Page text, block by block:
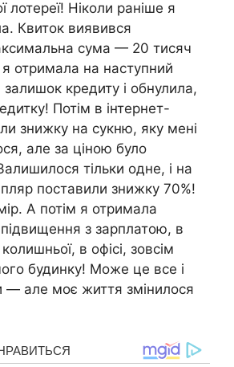
лотереї! Ніколи раніше я
Квиток виявився
сума — 20 тисяч
отримала на наступний
кредиту і обнулила,
Потім в інтернет-
знижку на сукню, яку мені
але за ціною було
тільки одне, і на
поставили знижку 70%!
А потім я отримала
з зарплатою, в
в офісі, зовсім
будинку! Може це все і
— але моє життя змінилося